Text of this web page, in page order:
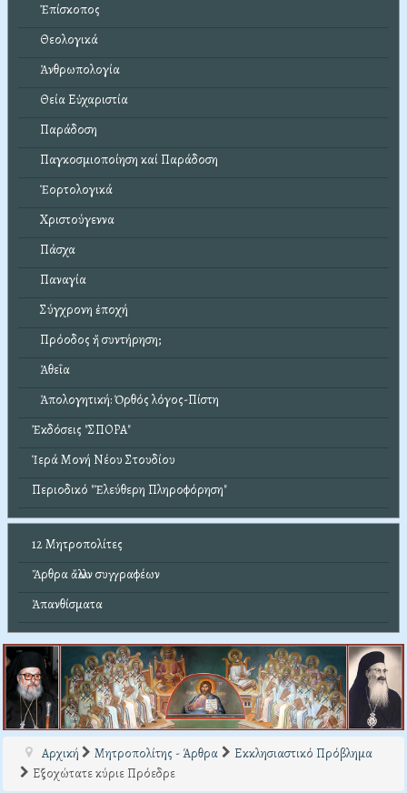
Ἐπίσκοπος
Θεολογικά
Ἀνθρωπολογία
Θεία Εὐχαριστία
Παράδοση
Παγκοσμιοποίηση καί Παράδοση
Ἑορτολογικά
Χριστούγεννα
Πάσχα
Παναγία
Σύγχρονη ἐποχή
Πρόοδος ἤ συντήρηση;
Ἀθεΐα
Ἀπολογητική: Ὀρθός λόγος-Πίστη
Ἐκδόσεις "ΣΠΟΡΑ"
Ἱερά Μονή Νέου Στουδίου
Περιοδικό "Ἐλεύθερη Πληροφόρηση"
12 Μητροπολίτες
Ἄρθρα ἄλλων συγγραφέων
Ἀπανθίσματα
Αρχική Μητροπολίτης - Άρθρα
Εκκλησιαστικό Πρόβλημα
Εξοχώτατε κύριε Πρόεδρε